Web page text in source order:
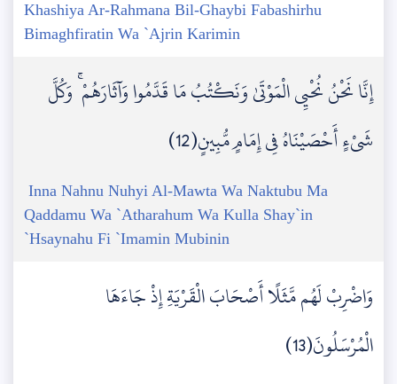
Khashiya Ar-Rahmana Bil-Ghaybi Fabashirhu
Bimaghfiratin Wa `Ajrin Karimin
إِنَّا نَحْنُ نُحْيِي الْمَوْتَىٰ وَنَكْتُبُ مَا قَدَّمُوا وَآثَارَهُمْ ۚ وَكُلَّ
شَيْءٍ أَحْصَيْنَاهُ فِي إِمَامٍ مُّبِينٍ(12)
Inna Nahnu Nuhyi Al-Mawta Wa Naktubu Ma
Qaddamu Wa `Atharahum Wa Kulla Shay`in
`Hsaynahu Fi `Imamin Mubinin
وَاضْرِبْ لَهُم مَّثَلًا أَصْحَابَ الْقَرْيَةِ إِذْ جَاءَهَا
الْمُرْسَلُونَ(13)